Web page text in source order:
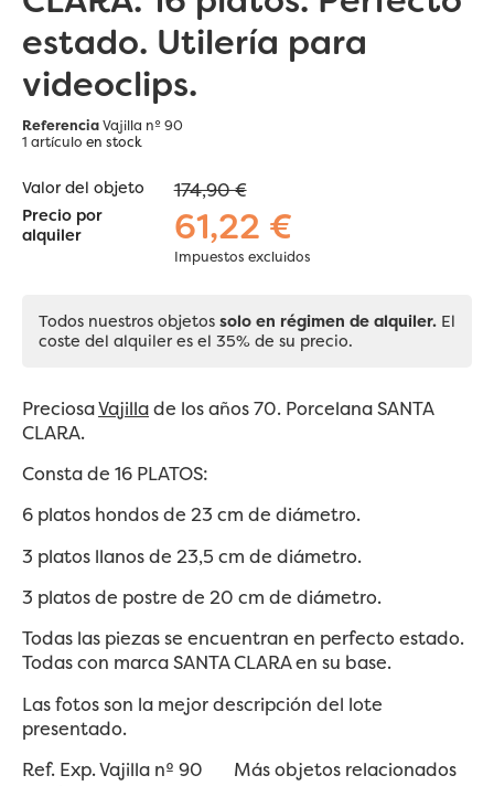
estado. Utilería para
videoclips.
ReferenciaVajilla nº 90
1 artículo en stock
Valor del objeto 174,90 €
Precio por
alquiler
61,22 €
Impuestos excluidos
Todos nuestros objetos solo en régimen de alquiler. El
coste del alquiler es el 35% de su precio.
PreciosaVajillade los años 70. Porcelana SANTA
CLARA.
Consta de 16 PLATOS:
6 platos hondos de 23 cm de diámetro.
3 platos llanos de 23,5 cm de diámetro.
3 platos de postre de 20 cm de diámetro.
Todas las piezas se encuentran en perfecto estado.
Todas con marca SANTA CLARA en su base.
Las fotos son la mejor descripción del lote
presentado.
Ref. Exp. Vajilla nº 90 Más objetos relacionados